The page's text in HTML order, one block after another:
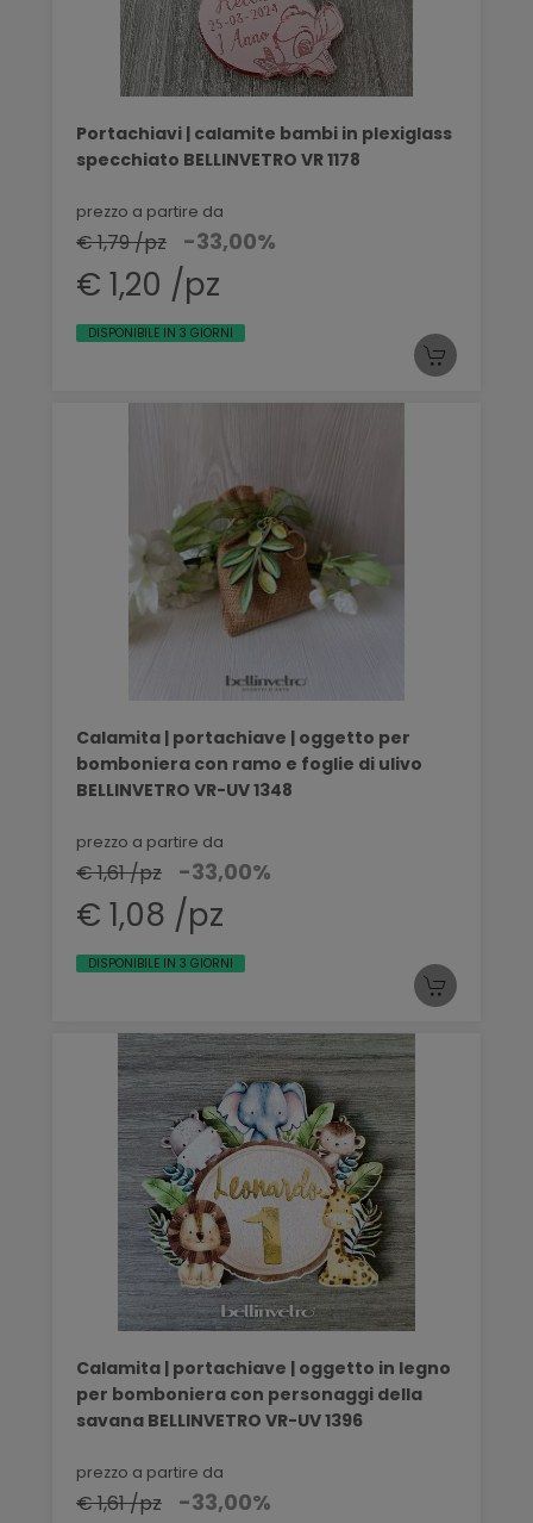
Portachiavi | calamite bambi in plexiglass
specchiato BELLINVETRO VR 1178
prezzo a partire da
€ 1,79 /pz -33,00%
€ 1,20 /pz
DISPONIBILE IN 3 GIORNI
Calamita | portachiave | oggetto per
bomboniera con ramo e foglie di ulivo
BELLINVETRO VR-UV 1348
prezzo a partire da
€ 1,61 /pz -33,00%
€ 1,08 /pz
DISPONIBILE IN 3 GIORNI
Calamita | portachiave | oggetto in legno
per bomboniera con personaggi della
savana BELLINVETRO VR-UV 1396
prezzo a partire da
€ 1,61 /pz -33,00%